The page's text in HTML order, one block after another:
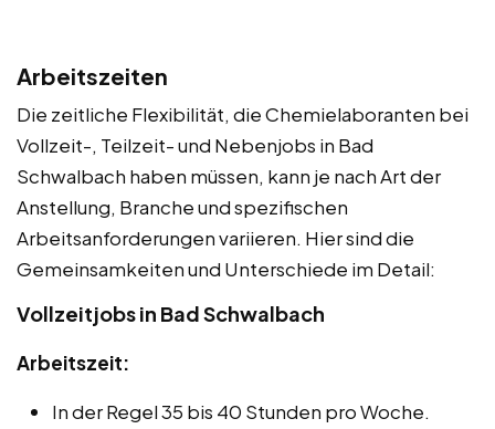
Arbeitszeiten
Die zeitliche Flexibilität, die Chemielaboranten bei
Vollzeit-, Teilzeit- und Nebenjobs in Bad
Schwalbach haben müssen, kann je nach Art der
Anstellung, Branche und spezifischen
Arbeitsanforderungen variieren. Hier sind die
Gemeinsamkeiten und Unterschiede im Detail:
Vollzeitjobs in Bad Schwalbach
Arbeitszeit:
In der Regel 35 bis 40 Stunden pro Woche.